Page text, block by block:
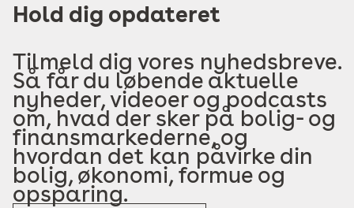
Hold dig opdateret
Tilmeld dig vores nyhedsbreve.
Så får du løbende aktuelle
nyheder, videoer og podcasts
om, hvad der sker på bolig- og
finansmarkederne, og
hvordan det kan påvirke din
bolig, økonomi, formue og
opsparing.